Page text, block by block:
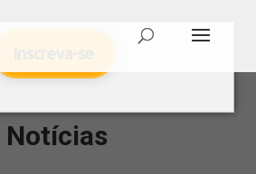
Notícias